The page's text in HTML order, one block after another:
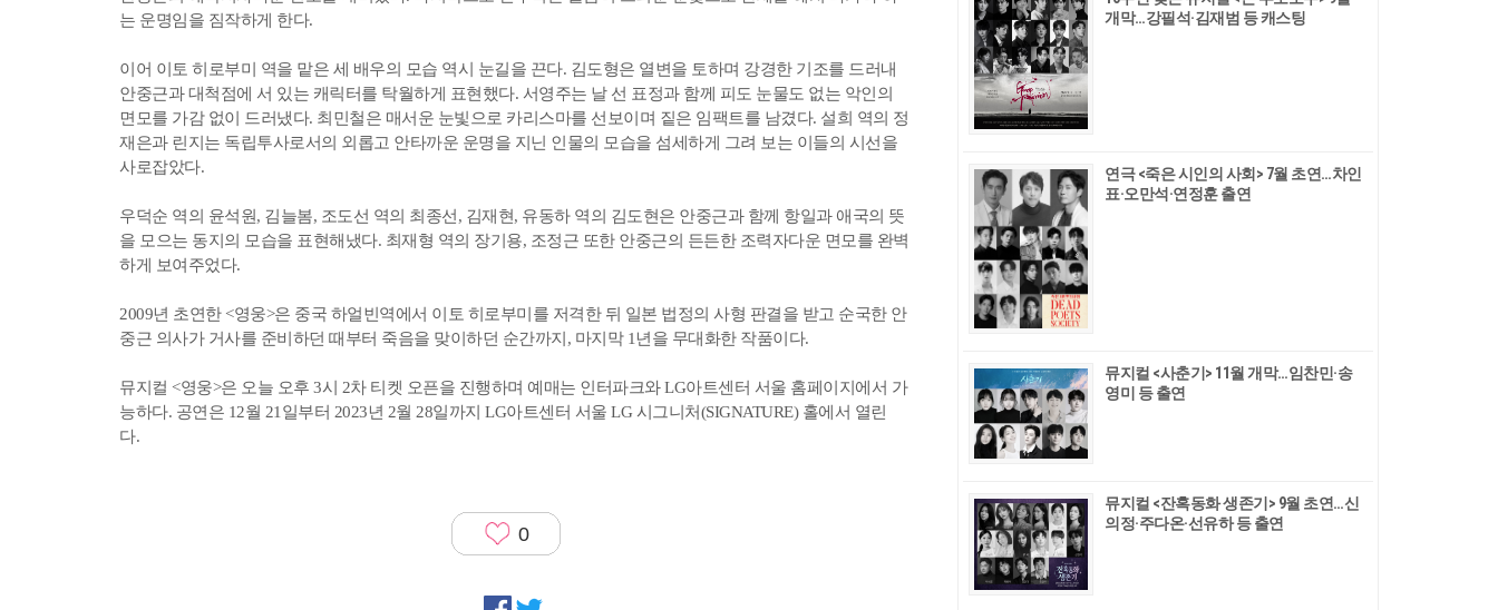
는 운명임을 짐작하게 한다.
이어 이토 히로부미 역을 맡은 세 배우의 모습 역시 눈길을 끈다. 김도형은 열변을 토하며 강경한 기조를 드러내
안중근과 대척점에 서 있는 캐릭터를 탁월하게 표현했다. 서영주는 날 선 표정과 함께 피도 눈물도 없는 악인의
면모를 가감 없이 드러냈다. 최민철은 매서운 눈빛으로 카리스마를 선보이며 짙은 임팩트를 남겼다. 설희 역의 정
재은과 린지는 독립투사로서의 외롭고 안타까운 운명을 지닌 인물의 모습을 섬세하게 그려 보는 이들의 시선을
사로잡았다.
우덕순 역의 윤석원, 김늘봄, 조도선 역의 최종선, 김재현, 유동하 역의 김도현은 안중근과 함께 항일과 애국의 뜻
을 모으는 동지의 모습을 표현해냈다. 최재형 역의 장기용, 조정근 또한 안중근의 든든한 조력자다운 면모를 완벽
하게 보여주었다.
2009년 초연한 <영웅>은 중국 하얼빈역에서 이토 히로부미를 저격한 뒤 일본 법정의 사형 판결을 받고 순국한 안
중근 의사가 거사를 준비하던 때부터 죽음을 맞이하던 순간까지, 마지막 1년을 무대화한 작품이다.
뮤지컬 <영웅>은 오늘 오후 3시 2차 티켓 오픈을 진행하며 예매는 인터파크와 LG아트센터 서울 홈페이지에서 가
능하다. 공연은 12월 21일부터 2023년 2월 28일까지 LG아트센터 서울 LG 시그니처(SIGNATURE) 홀에서 열린
다.
0
개막…강필석·김재범 등 캐스팅
연극 <죽은 시인의 사회> 7월 초연…차인
표·오만석·연정훈 출연
뮤지컬 <사춘기> 11월 개막…임찬민·송
영미 등 출연
뮤지컬 <잔혹동화 생존기> 9월 초연…신
의정·주다온·선유하 등 출연